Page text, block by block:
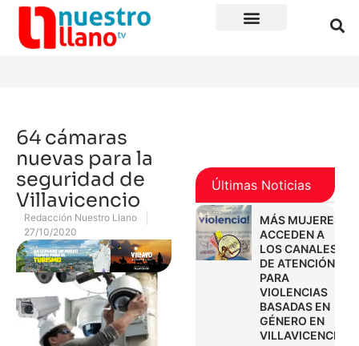
64 cámaras
nuevas para la
seguridad de
Villavicencio
Redacción Nuestro Llano
27/10/2020
Últimas Noticias
MÁS MUJERES
ACCEDEN A
LOS CANALES
DE ATENCIÓN
PARA
VIOLENCIAS
BASADAS EN
GÉNERO EN
VILLAVICENCIO